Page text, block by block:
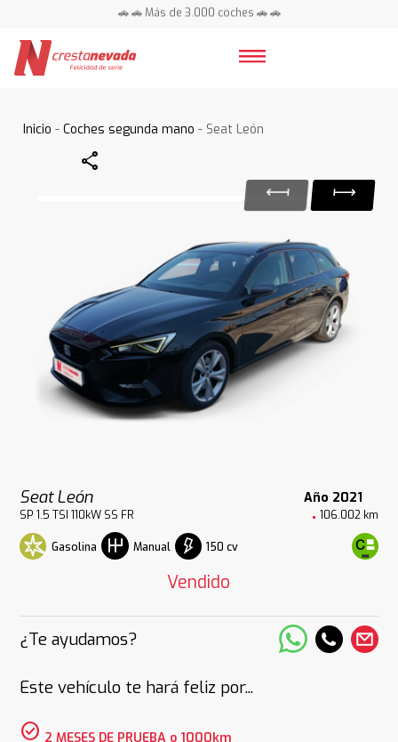
🚗 🚗 Más de 3.000 coches 🚗 🚗
Inicio -Coches segunda mano - Seat León
Share
Seat León Año 2021
SP 1.5 TSI 110kW SS FR 106.002 km
Gasolina Manual 150 cv
Vendido
¿Te ayudamos?
Este vehículo te hará feliz por...
check_circle 2 MESES DE PRUEBA o 1000km